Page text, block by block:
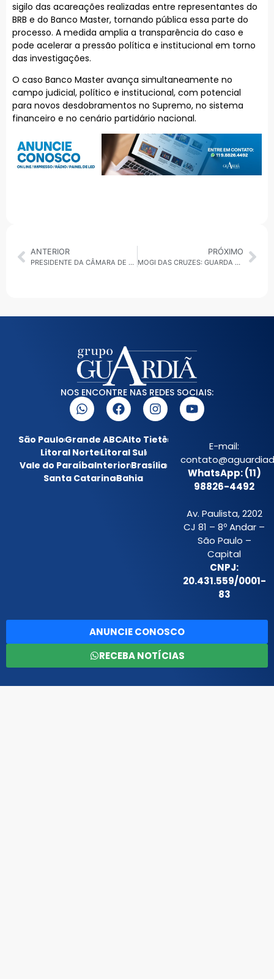
sigilo das acareações realizadas entre representantes do
BRB e do Banco Master, tornando pública essa parte do
processo. A medida amplia a transparência do caso e
pode acelerar a pressão política e institucional em torno
das investigações.
O caso Banco Master avança simultaneamente no
campo judicial, político e institucional, com potencial
para novos desdobramentos no Supremo, no sistema
financeiro e no cenário partidário nacional.
ANTERIOR
PRESIDENTE DA CÂMARA DE MAUÁ MOSTRA OTIMISMO PARA 2026 E DIZ NÃO TEMER CLIMA ELEITORAL INTENSO
PRÓXIMO
MOGI DAS CRUZES: GUARDA CIVIL MUNICIPAL PRENDE DOIS POR FURTO NA ÁREA CENTRAL
NOS ENCONTRE NAS REDES SOCIAIS:
São PauloGrande ABCAlto Tietê
Litoral NorteLitoral Sul
Vale do ParaíbaInteriorBrasília
Santa CatarinaBahia
E-mail:
WhatsApp: (11)
98826-4492
Av. Paulista, 2202
CJ 81 – 8º Andar –
São Paulo –
Capital
CNPJ:
20.431.559/0001-
83
ANUNCIE CONOSCO
RECEBA NOTÍCIAS